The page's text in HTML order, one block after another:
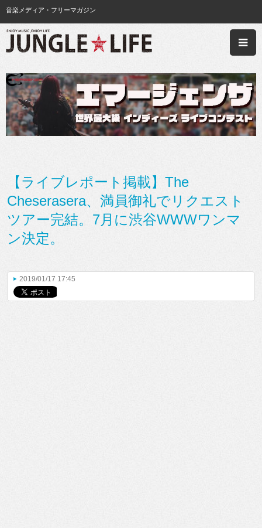
音楽メディア・フリーマガジン
【ライブレポート掲載】The
Cheserasera、満員御礼でリクエスト
ツアー完結。7月に渋谷WWWワンマ
ン決定。
2019/01/17 17:45